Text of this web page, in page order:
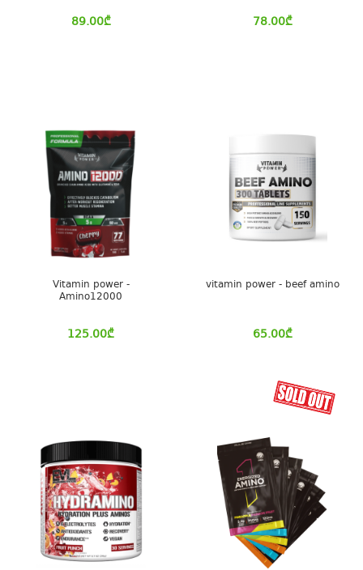
89.00₾ 78.00₾
Vitamin power -
Amino12000
125.00₾
vitamin power - beef amino
65.00₾